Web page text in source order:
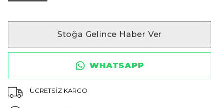
Stoğa Gelince Haber Ver
WHATSAPP
ÜCRETSİZ KARGO